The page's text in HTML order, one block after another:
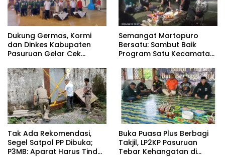
Dukung Germas, Kormi
dan Dinkes Kabupaten
Pasuruan Gelar Cek
Semangat Martopuro
Bersatu: Sambut Baik
Program Satu Kecamatan
Kebangkitan Persekabpas
‎Tak Ada Rekomendasi,
Segel Satpol PP Dibuka;
P3MB: Aparat Harus Tindak
‎Buka Puasa Plus Berbagi
Takjil, LP2KP Pasuruan
Tebar Kehangatan di